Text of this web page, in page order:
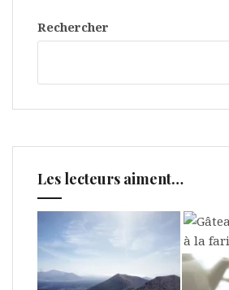
Rechercher
Les lecteurs aiment…